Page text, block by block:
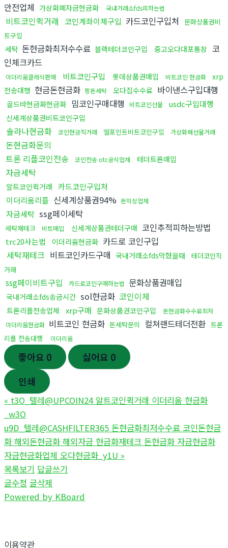
안전업체 가상화폐자금현금화 국내거래소fds피하는법
비트코인퀵거래 코인계좌이체구입 카드코인구입처
문화상품권비
트구입
세탁 돈현금화최저수수료 블랙테더코인구입 중고오다대포통장 코
인체크카드
이더리움클레식판매 비트코인구입 롯데상품권매입 비트코인 현금화
xrp
전송대행 현금돈현금화 핑돈세탁 오다집수수료 바이낸스구입대행
골드바현금화현금화 밈코인구매대행 비트코인선물 usdc구입대행
신세계상품권비트코인구입
솔라나현금화 코인현금직거래 엘포인트비트코인구입 가상화폐선물거래
돈현금화문의
트론 리플코인전송
코인전송 otc공식업체 테더트론매입
자금세탁
알트코인퀵거래 카드코인구입처
이더리움리플 신세계상품권94% 돈믹싱업체
자금세탁 ssg페이세탁
세탁재테크 비트매입 신세계상품권테더구매 코인추적피하는방법
trc20사는법 이더리움현금화 카드로 코인구입
세탁재테크 비트코인카드구매 국내거래소fds막혔을때
테더코인직
거래
ssg페이비트구입 카드로코인구매하는법 문화상품권매입
국내거래소fds송금시간 sol현금화 코인이체
트론리플전송업체 xrp구매 문화상품권코인구입
돈현금화수수료최저
이더리움현금화 비트코인 현금화 돈세탁문의 컬쳐랜드테더전환
트론
리플 전송대행
이더리움
좋아요 0 싫어요 0
인쇄
« t3O_텔레@UPCOIN24 알트코인퀵거래 이더리움 현금화
_w3O
u9D_텔레@CASHFILTER365 돈현금화최저수수료 코인돈현금
화 해외돈현금화 해외자금 현금화재테크 돈현금화 자금현금화
자금현금화업체 오다현금화_y1U »
목록보기 답글쓰기
글수정 글삭제
Powered by KBoard
이용약관